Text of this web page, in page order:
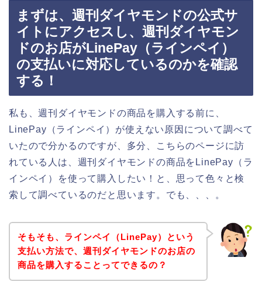
まずは、週刊ダイヤモンドの公式サ
イトにアクセスし、週刊ダイヤモン
ドのお店がLinePay（ラインペイ）
の支払いに対応しているのかを確認
する！
私も、週刊ダイヤモンドの商品を購入する前に、
LinePay（ラインペイ）が使えない原因について調べて
いたので分かるのですが、多分、こちらのページに訪
れている人は、週刊ダイヤモンドの商品をLinePay（ラ
インペイ）を使って購入したい！と、思って色々と検
索して調べているのだと思います。でも、、、。
そもそも、ラインペイ（LinePay）という
支払い方法で、週刊ダイヤモンドのお店の
商品を購入することってできるの？